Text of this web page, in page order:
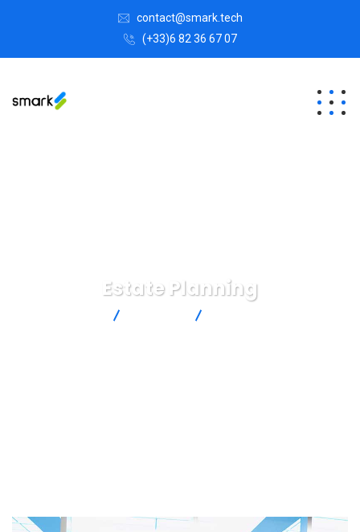
contact@smark.tech
(+33)6 82 36 67 07
Estate Planning